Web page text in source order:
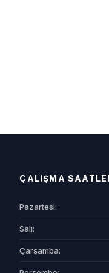
ÇALIŞMA
Pazartesi:
Salı:
Çarşamba: